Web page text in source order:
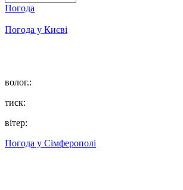
Погода
Погода у Києві
волог.:
тиск:
вітер:
Погода у Сімферополі